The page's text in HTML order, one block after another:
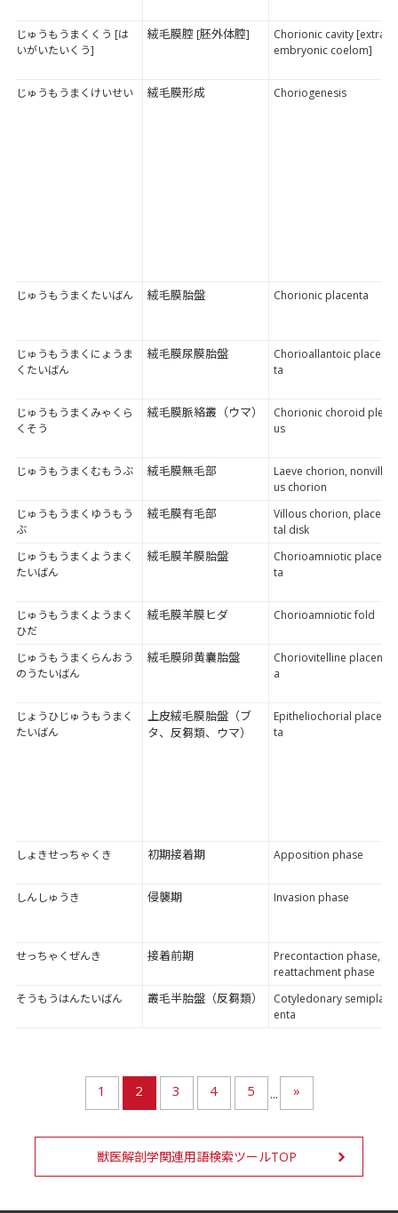
じゅうもうまくくう [は
いがいたいくう]
絨毛膜腔 [胚外体腔]
Chorionic cavity [extra
embryonic coelom]
じゅうもうまくけいせい 絨毛膜形成 Choriogenesis
じゅうもうまくたいばん 絨毛膜胎盤 Chorionic placenta
じゅうもうまくにょうま
くたいばん
絨毛膜尿膜胎盤
Chorioallantoic placen
ta
じゅうもうまくみゃくら
くそう
絨毛膜脈絡叢（ウマ）
Chorionic choroid plex
us
じゅうもうまくむもうぶ 絨毛膜無毛部
Laeve chorion, nonvillo
us chorion
じゅうもうまくゆうもう
ぶ
絨毛膜有毛部
Villous chorion, placen
tal disk
じゅうもうまくようまく
たいばん
絨毛膜羊膜胎盤
Chorioamniotic placen
ta
じゅうもうまくようまく
ひだ
絨毛膜羊膜ヒダ Chorioamniotic fold
じゅうもうまくらんおう
のうたいばん
絨毛膜卵黄囊胎盤
Choriovitelline placent
a
じょうひじゅうもうまく
たいばん
上皮絨毛膜胎盤（ブ
タ、反芻類、ウマ）
Epitheliochorial placen
ta
しょきせっちゃくき 初期接着期 Apposition phase
しんしゅうき 侵襲期 Invasion phase
せっちゃくぜんき 接着前期
Precontaction phase, p
reattachment phase
そうもうはんたいばん
叢毛半胎盤（反芻類）
Cotyledonary semiplac
enta
1 2 3 4 5 ... »
獣医解剖学関連用語検索ツールTOP